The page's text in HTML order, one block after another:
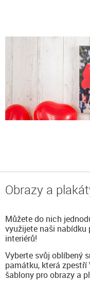
Obrazy a
Můžete do nich
využijete naši nabídku
interiérů!
Vyberte svůj oblíbený
památku, která zpestří
šablony pro obrazy a